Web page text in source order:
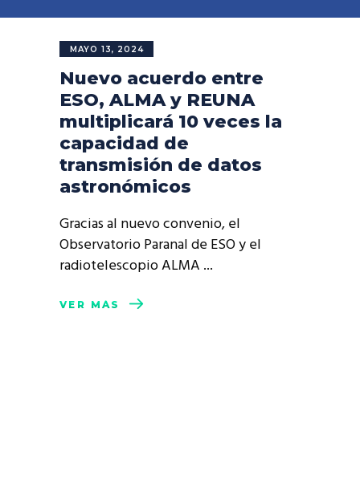
MAYO 13, 2024
Nuevo acuerdo entre
ESO, ALMA y REUNA
multiplicará 10 veces la
capacidad de
transmisión de datos
astronómicos
Gracias al nuevo convenio, el
Observatorio Paranal de ESO y el
radiotelescopio ALMA
VER MÁS